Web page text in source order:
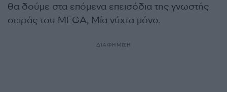
θα δούμε στα επόμενα επεισόδια της γνωστής
σειράς του MEGA, Μία νύχτα μόνο.
ΔΙΑΦΗΜΙΣΗ